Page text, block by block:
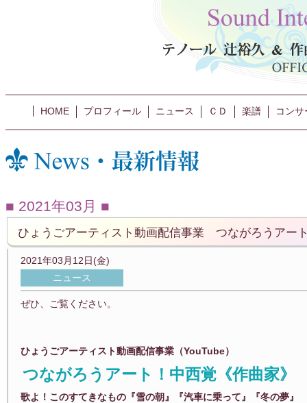
HOME プロフィール ニュース ＣＤ 楽譜 コン
2021年03月
ひょうごアーティスト動画配信事業 つながろうアー
2021年03月12日(金)
ニュース
ぜひ、ご覧ください。
ひょうごアーティスト動画配信事業（YouTube）
つながろうアート！中西覚《作曲家》
歌よ！このすてきなもの『雪の朝』『汽車に乗って』『冬の夢』